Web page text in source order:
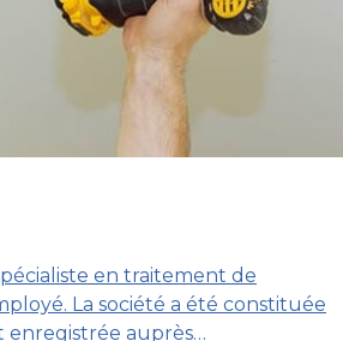
en traitement de
La société a été constituée
enregistrée auprès…